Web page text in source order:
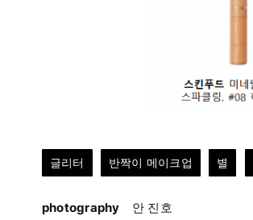
글리터 반짝이 메이크업 별
photography
안 진호